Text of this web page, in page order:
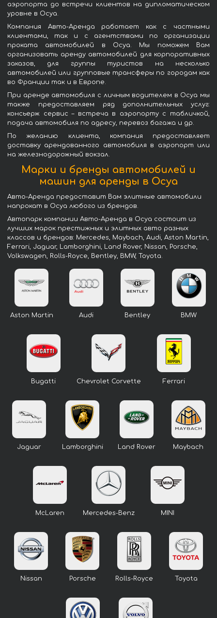
аэропорта до встречи клиентов на дипломатическом
уровне в Осуа.
Компания Авто-Аренда работает как с частными
клиентами, так и с агентствами по организации
проката автомобилей в Осуа. Мы поможем Вам
организовать аренду автомобилей для корпоративных
заказов, для группы туристов на несколько
автомобилей или групповые трансферы по городам как
во Франции так и в Европе.
При аренде автомобиля с личным водителем в Осуа мы
также предоставляем ряд дополнительных услуг:
консьерж сервис – встреча в аэропорту с табличкой,
подача автомобиля по адресу, перевоз багажа и др.
По желанию клиента, компания предоставляет
доставку арендованного автомобиля в аэропорт или
на железнодорожный вокзал.
Марки и бренды автомобилей и
машин для аренды в Осуа
Авто-Аренда предоставит Вам элитные автомобили
напрокат в Осуа любого из брендов.
Автопарк компании Авто-Аренда в Осуа состоит из
лучших марок престижных и элитных авто разных
классов и брендов: Mercedes, Maybach, Audi, Aston Martin,
Ferrari, Jaguar, Lamborghini, Land Rover, Nissan, Porsche,
Volkswagen, Rolls-Royce, Bentley, BMW, Toyota.
Aston Martin Audi Bentley BMW
Bugatti Chevrolet Corvette Ferrari
Jaguar Lamborghini Land Rover Maybach
McLaren Mercedes-Benz MINI
Nissan Porsche Rolls-Royce Toyota